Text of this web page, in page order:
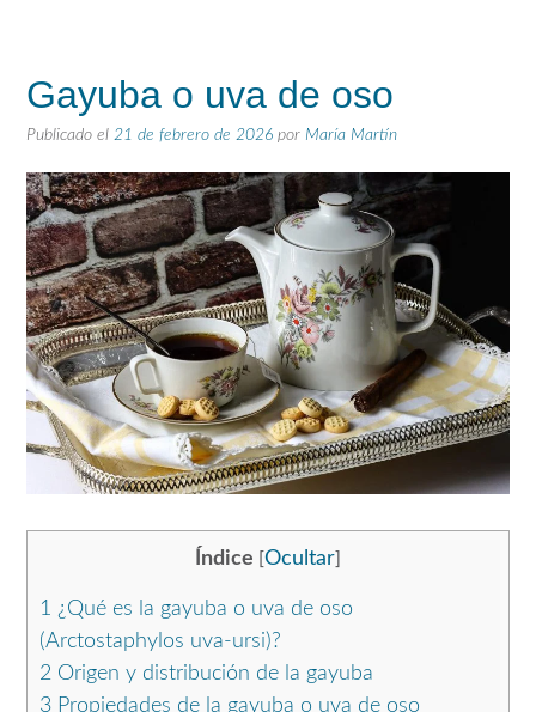
Gayuba o uva de oso
Publicado el 21 de febrero de 2026 por María Martín
Índice Ocultar
1 ¿Qué es la gayuba o uva de oso
(Arctostaphylos uva-ursi)?
2 Origen y distribución de la gayuba
3 Propiedades de la gayuba o uva de oso